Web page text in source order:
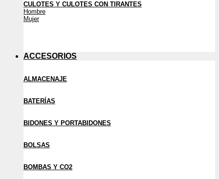
CULOTES Y CULOTES CON TIRANTES
Hombre
Mujer
ACCESORIOS
ALMACENAJE
BATERÍAS
BIDONES Y PORTABIDONES
BOLSAS
BOMBAS Y CO2